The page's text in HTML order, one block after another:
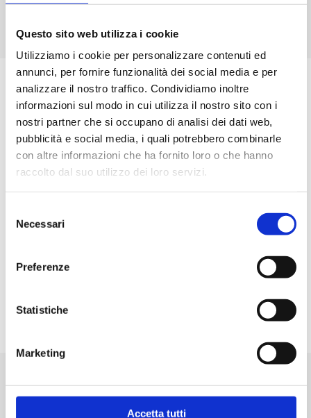
Questo sito web utilizza i cookie
Utilizziamo i cookie per personalizzare contenuti ed
annunci, per fornire funzionalità dei social media e per
analizzare il nostro traffico. Condividiamo inoltre
informazioni sul modo in cui utilizza il nostro sito con i
nostri partner che si occupano di analisi dei dati web,
pubblicità e social media, i quali potrebbero combinarle
con altre informazioni che ha fornito loro o che hanno
raccolto dal suo utilizzo dei loro servizi.
delNecessari
Preferenze
Statistiche
Marketing
Accetta tutti
Descrizione
Richiedi info sul prodotto
Modalita’ Bascula
Tipo Interruttore
Commutazione Stabile
Contatti ON-OFF
N.Posizioni 2
Portata 6A – 250Vac
N. pin 2
Grado protezione IP20
Serigrafia tasto 0-1
Foro fissaggio 20.5 mm
Prodotti correlati